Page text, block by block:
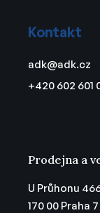
Kontakt
adk@adk.cz
+420 602 601
Prodejna a
U Průhonu
170 00 Praha